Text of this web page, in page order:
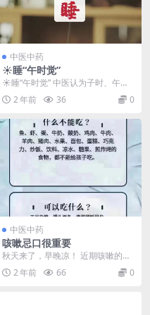
中医中药
☀️睡“午时觉”
☀️睡“午时觉” 中医认为子时、午时
都是阴阳交替之时，也是人体经气”
合阴”与”合...
2 年前 36 0
中医中药
咳嗽忌口很重要
秋天来了，早晚凉！ 近期咳嗽的孩
子增多 如果， 咳嗽期间家长 没有
给孩子忌口，即...
2 年前 66 0